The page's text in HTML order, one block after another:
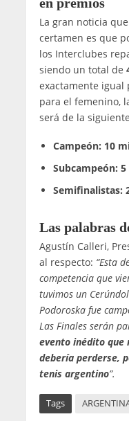
La gran noticia
certamen es que
los Interclubes
siendo un total de
exactamente igual
para el femenino,
será de la
Campeón: 10
Subcampeón:
Semifinalistas:
Las palabras
Agustín Calleri,
al respecto: “Esta
competencia que
tuvimos un
Podoroska fue
Las Finales serán
evento inédito que
debería perderse,
tenis argentino”.
Tags